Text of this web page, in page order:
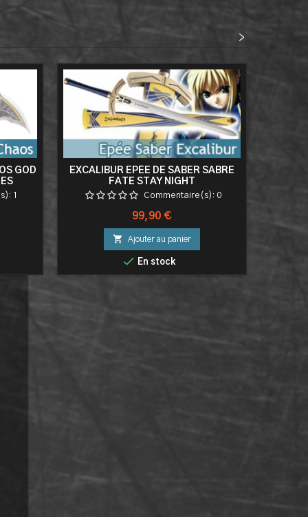
>
GOD
OF
1
EXCALIBUR EPÉE DE SABER SABRE
FATE STAY NIGHT
Commentaire(s): 0
Prix
99,90 €
 Ajouter au panier
 En stock